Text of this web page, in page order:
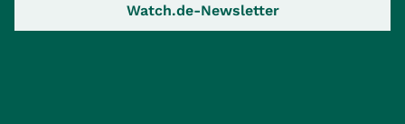
Watch.de-Newsletter